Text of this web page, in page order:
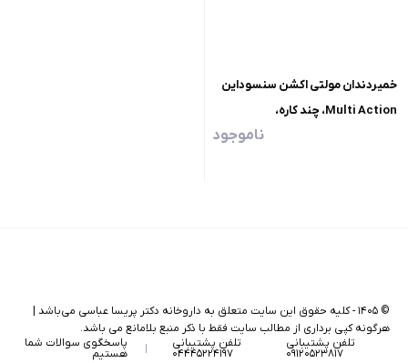
خمیردندان مولتی اکشن سنسوداین
Multi Action، چند کاره،
ناموجود
© ۱۴۰۵-کلیه حقوق این سایت متعلق به داروخانه دکتر پریسا عباسی می‌باشد |
هرگونه کپی برداری از مطالب سایت فقط با ذکر منبع بلامانع می باشد.
تلفن پشتیبانی
۰۹۱۲۰۵۲۳۸۱۷
تلفن پشتیبانی
۰۴۴۴۵۲۲۴۱۹۷
پاسخگوی سوالات شما
هستیم